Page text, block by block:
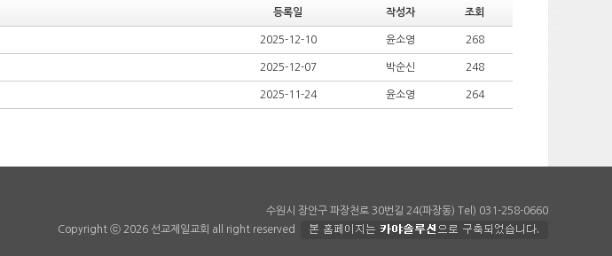
등록일 작성자 조회
2025-12-10 윤소영 268
2025-12-07 박순신 248
2025-11-24 윤소영 264
수원시 장안구 파장천로 30번길 24(파장동) Tel) 031-258-0660
Copyright ⓒ 2026 선교제일교회 all right reserved